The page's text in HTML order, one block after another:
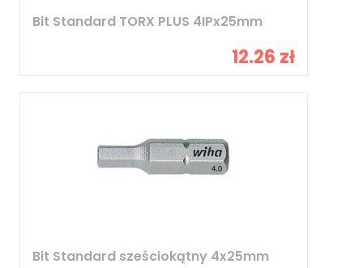
Bit Standard TORX PLUS 4IPx25mm
12.26 zł
Bit Standard sześciokątny 4x25mm